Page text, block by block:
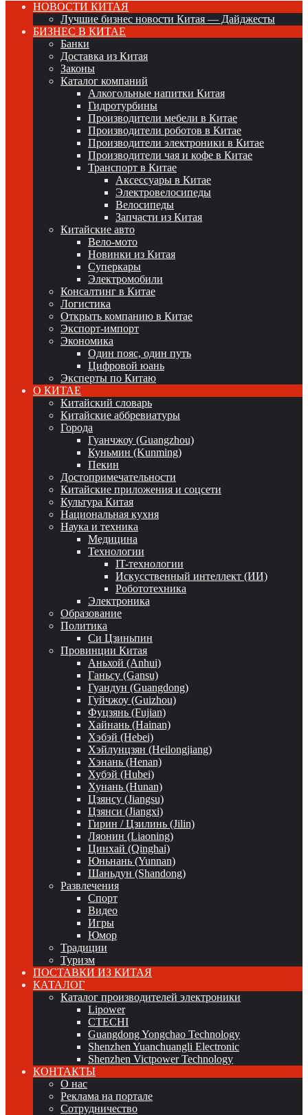
НОВОСТИ КИТАЯ
Лучшие бизнес новости Китая — Дайджесты
БИЗНЕС В КИТАЕ
Банки
Доставка из Китая
Законы
Каталог компаний
Алкогольные напитки Китая
Гидротурбины
Производители мебели в Китае
Производители роботов в Китае
Производители электроники в Китае
Производители чая и кофе в Китае
Транспорт в Китае
Аксессуары в Китае
Электровелосипеды
Велосипеды
Запчасти из Китая
Китайские авто
Вело-мото
Новинки из Китая
Суперкары
Электромобили
Консалтинг в Китае
Логистика
Открыть компанию в Китае
Экспорт-импорт
Экономика
Один пояс, один путь
Цифровой юань
Эксперты по Китаю
О КИТАЕ
Китайский словарь
Китайские аббревиатуры
Города
Гуанчжоу (Guangzhou)
Куньмин (Kunming)
Пекин
Достопримечательности
Китайские приложения и соцсети
Культура Китая
Национальная кухня
Наука и техника
Медицина
Технологии
IT-технологии
Искусственный интеллект (ИИ)
Робототехника
Электроника
Образование
Политика
Си Цзиньпин
Провинции Китая
Аньхой (Anhui)
Ганьсу (Gansu)
Гуандун (Guangdong)
Гуйчжоу (Guizhou)
Фуцзянь (Fujian)
Хайнань (Hainan)
Хэбэй (Hebei)
Хэйлунцзян (Heilongjiang)
Хэнань (Henan)
Хубэй (Hubei)
Хунань (Hunan)
Цзянсу (Jiangsu)
Цзянси (Jiangxi)
Гирин / Цзилинь (Jilin)
Ляонин (Liaoning)
Цинхай (Qinghai)
Юньнань (Yunnan)
Шаньдун (Shandong)
Развлечения
Спорт
Видео
Игры
Юмор
Традиции
Туризм
ПОСТАВКИ ИЗ КИТАЯ
КАТАЛОГ
Каталог производителей электроники
Lipower
CTECHI
Guangdong Yongchao Technology
Shenzhen Yuanchuangli Electronic
Shenzhen Victpower Technology
КОНТАКТЫ
О нас
Реклама на портале
Сотрудничество